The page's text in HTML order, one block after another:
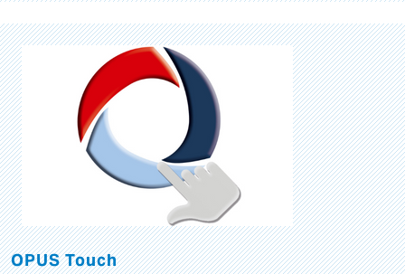
OPUS Touch